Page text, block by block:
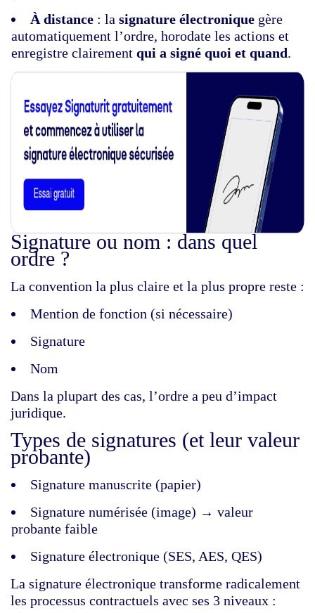
À distance : la signature électronique gère
automatiquement l’ordre, horodate les actions et
enregistre clairement qui a signé quoi et quand.
Signature ou nom : dans quel
ordre ?
La convention la plus claire et la plus propre reste :
Mention de fonction (si nécessaire)
Signature
Nom
Dans la plupart des cas, l’ordre a peu d’impact
juridique.
Types de signatures (et leur valeur
probante)
Signature manuscrite (papier)
Signature numérisée (image) → valeur
probante faible
Signature électronique (SES, AES, QES)
La signature électronique transforme radicalement
les processus contractuels avec ses 3 niveaux :